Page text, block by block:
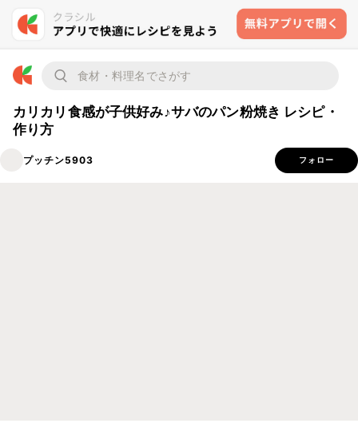
カリカリ食感が子供好み♪サバのパン粉焼き レシピ・
作り方
プッチン5903 フォロー